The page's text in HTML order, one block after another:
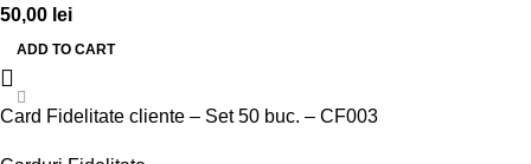
50,00 lei
ADD TO CART
Card Fidelitate cliente – Set 50 buc. – CF003